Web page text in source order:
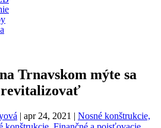
Trnavskom mýte sa
revitalizovať
| apr 24, 2021 | Nosné konštrukcie,